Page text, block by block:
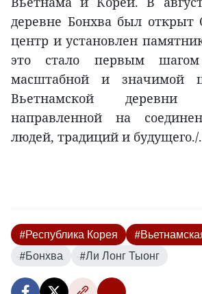
деревне Бонхва был открыт
центр и установлен
это стало первым
масштабной и значимой
Вьетнамской
направленной на
людей, традиций и будущего./.
#Республика Корея
#Бонхва
#Ли Лонг Тыонг